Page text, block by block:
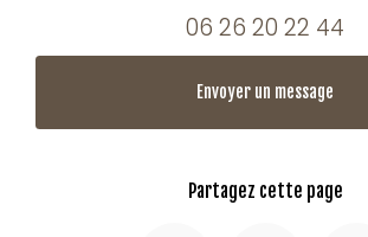
06 26 20 22 44
Envoyer un message
Partagez cette page